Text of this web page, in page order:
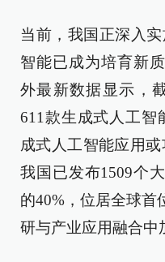
当前，我国正深入
智能已成为培育新
外最新数据显示，
611款生成式人工智
成式人工智能应用
我国已发布1509个
的40%，位居全球首
研与产业应用融合中